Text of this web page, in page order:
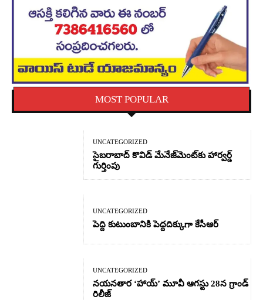
MOST POPULAR
UNCATEGORIZED
సైబరాబాద్‌ కొవిడ్‌ మేనేజ్‌మెంట్‌కు హార్వర్డ్‌
గుర్తింపు
UNCATEGORIZED
పెద్ది కుటుంబానికి పెద్దదిక్కుగా కేసీఆర్
UNCATEGORIZED
నయనతార ‘హాయ్’ మూవీ ఆగస్టు 28న గ్రాండ్
రిలీజ్